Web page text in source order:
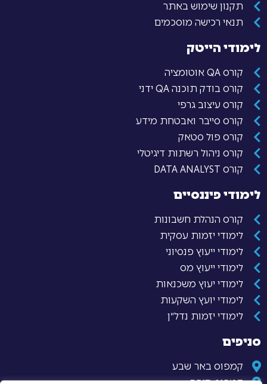
תקנון שימוש באתר
תנאי רכישה מוסכמים
לימודי הייטק
קורס QA אוטומציה
קורס בודק תוכנה QA ידני
קורס עיצוב גרפי
קורס סייבר ואבטחת מידע
קורס פול סטאק
קורס ניהול רשתות דיגיטלי
קורס DATA ANALYST
לימודי פיננסיים
קורס הנהלת חשבונות
לימודי יזמות עסקית
לימודי ייעוץ פנסיוני
לימודי ייעוץ מס
לימודי יעוץ משכנאות
לימודי יועץ השקעות
לימודי יזמות נדל״ן
סניפים
קמפוס באר שבע